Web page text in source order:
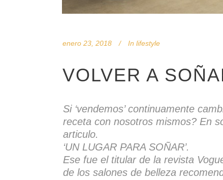
enero 23, 2018 In lifestyle
VOLVER A
Si ‘vendemos’ continuamente
receta con nosotros mismos? En
articulo.
‘UN LUGAR PARA SOÑAR’.
Ese fue el titular de la revista
de los salones de belleza